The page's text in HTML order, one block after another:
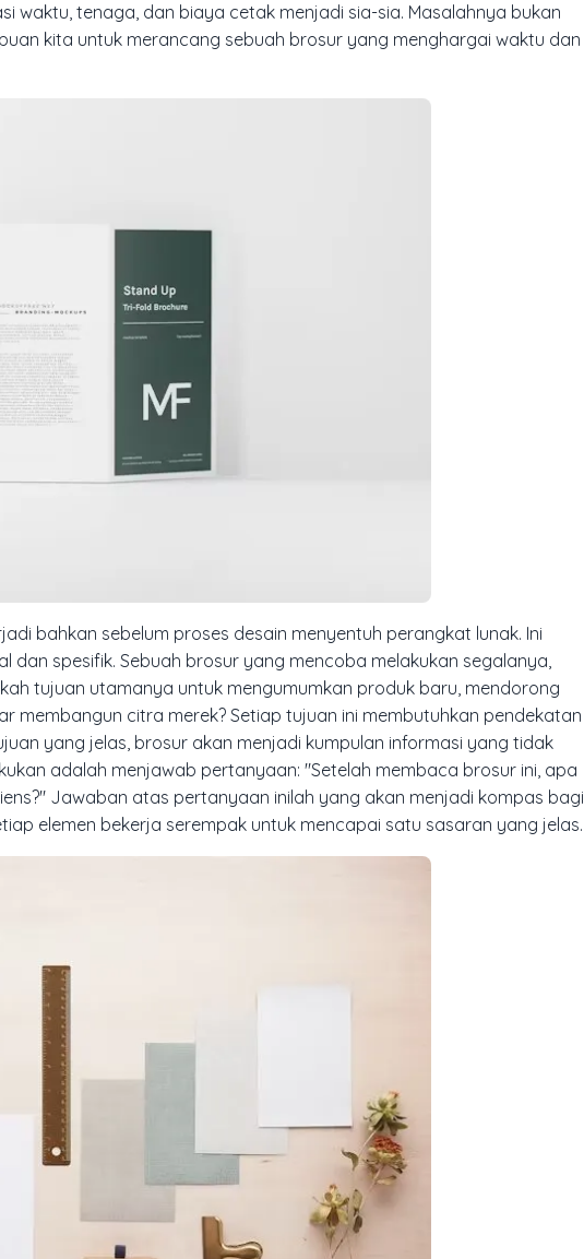
waktu, tenaga, dan biaya cetak menjadi sia-sia. Masalahnya bukan
kita untuk merancang sebuah brosur yang menghargai waktu dan
bahkan sebelum proses desain menyentuh perangkat lunak. Ini
spesifik. Sebuah brosur yang mencoba melakukan segalanya,
tujuan utamanya untuk mengumumkan produk baru, mendorong
membangun citra merek? Setiap tujuan ini membutuhkan pendekatan
yang jelas, brosur akan menjadi kumpulan informasi yang tidak
adalah menjawab pertanyaan: "Setelah membaca brosur ini, apa
Jawaban atas pertanyaan inilah yang akan menjadi kompas bagi
elemen bekerja serempak untuk mencapai satu sasaran yang jelas.